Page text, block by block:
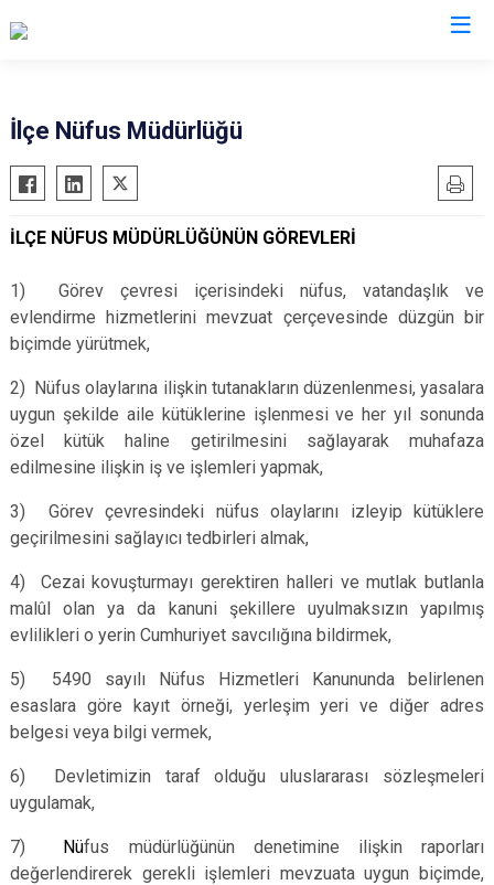
Akçadağ
Arapgir
Arguvan
Battalgazi
Darende
Doğanşehir
Doğanyol
Kuluncak
Yazıhan
İlçe Nüfus Müdürlüğü
İLÇE NÜFUS MÜDÜRLÜĞÜNÜN GÖREVLERİ
1) Görev çevresi içerisindeki nüfus, vatandaşlık ve
evlendirme hizmetlerini mevzuat çerçevesinde düzgün bir
biçimde yürütmek,
2) Nüfus olaylarına ilişkin tutanakların düzenlenmesi, yasalara
uygun şekilde aile kütüklerine işlenmesi ve her yıl sonunda
özel kütük haline getirilmesini sağlayarak muhafaza
edilmesine ilişkin iş ve işlemleri yapmak,
3) Görev çevresindeki nüfus olaylarını izleyip kütüklere
geçirilmesini sağlayıcı tedbirleri almak,
4) Cezai kovuşturmayı gerektiren halleri ve mutlak butlanla
malûl olan ya da kanuni şekillere uyulmaksızın yapılmış
evlilikleri o yerin Cumhuriyet savcılığına bildirmek,
5) 5490 sayılı Nüfus Hizmetleri Kanununda belirlenen
esaslara göre kayıt örneği, yerleşim yeri ve diğer adres
belgesi veya bilgi vermek,
6) Devletimizin taraf olduğu uluslararası sözleşmeleri
uygulamak,
7) Nüfus müdürlüğünün denetimine ilişkin raporları
değerlendirerek gerekli işlemleri mevzuata uygun biçimde,